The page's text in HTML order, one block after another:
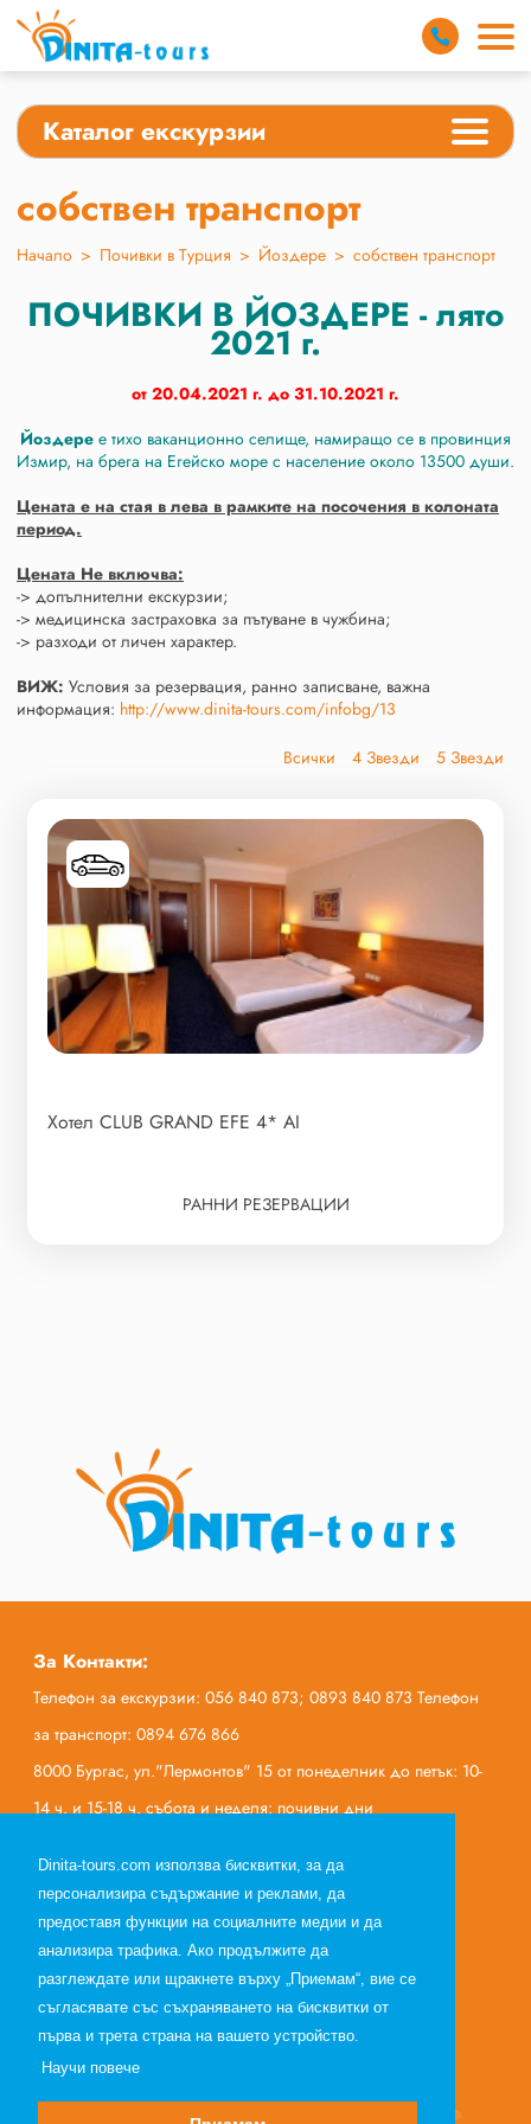
Dinita-tours.com използва бисквитки, за да
персонализира съдържание и реклами, да
предоставя функции на социалните медии и да
анализира трафика. Ако продължите да
разглеждате или щракнете върху „Приемам“, вие се
съгласявате със съхраняването на бисквитки от
първа и трета страна на вашето устройство.
Научи повече
Каталог екскурзии
собствен транспорт
Начало > Почивки в Турция > Йоздере > собствен транспорт
ПОЧИВКИ В ЙОЗДЕРЕ - лято
2021 г.
от 20.04.2021 г. до 31.10.2021 г.
Йоздере е тихо ваканционно селище, намиращо се в провинция
Измир, на брега на Егейско море с население около 13500 души.
Цената е на стая в лева в рамките на посочения в колоната
период.
Цената Не включва:
-> допълнителни екскурзии;
-> медицинска застраховка за пътуване в чужбина;
-> разходи от личен характер.
ВИЖ: Условия за резервация, ранно записване, важна
информация: http://www.dinita-tours.com/infobg/13
Всички 4 Звезди 5 Звезди
Хотел CLUB GRAND EFE 4* AI
РАННИ РЕЗЕРВАЦИИ
За Контакти:
Телефон за екскурзии: 056 840 873; 0893 840 873 Телефон
за транспорт: 0894 676 866
8000 Бургас, ул."Лермонтов" 15 от понеделник до петък: 10-
14 ч. и 15-18 ч. събота и неделя: почивни дни
Начало
За нас
Полезна информация
Общи условия по договор за екскурзия
Общи условия по договор за почивка